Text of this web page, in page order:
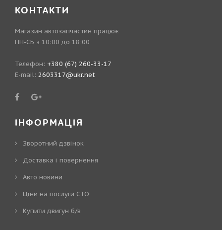
КОНТАКТИ
Магазин автозапчастин працює
ПН-СБ з 10:00 до 18:00
Телефон: +380 (67) 260-33-17
E-mail: 2603317@ukr.net
ІНФОРМАЦІЯ
Зворотний дзвінок
Доставка і повернення
Авто новини
Ціни на послуги СТО
Купити двигун б/в